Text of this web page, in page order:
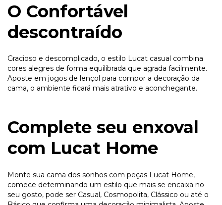
O Confortável
descontraído
Gracioso e descomplicado, o estilo Lucat casual combina
cores alegres de forma equilibrada que agrada facilmente.
Aposte em jogos de lençol para compor a decoração da
cama, o ambiente ficará mais atrativo e aconchegante.
Complete seu enxoval
com Lucat Home
Monte sua cama dos sonhos com peças Lucat Home,
comece determinando um estilo que mais se encaixa no
seu gosto, pode ser Casual, Cosmopolita, Clássico ou até o